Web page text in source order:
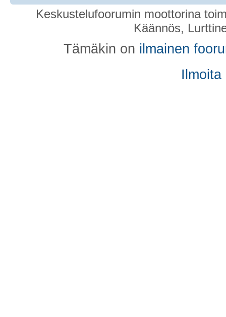
Keskustelufoorumin moottorina
Käännös,
Tämäkin on ilmainen